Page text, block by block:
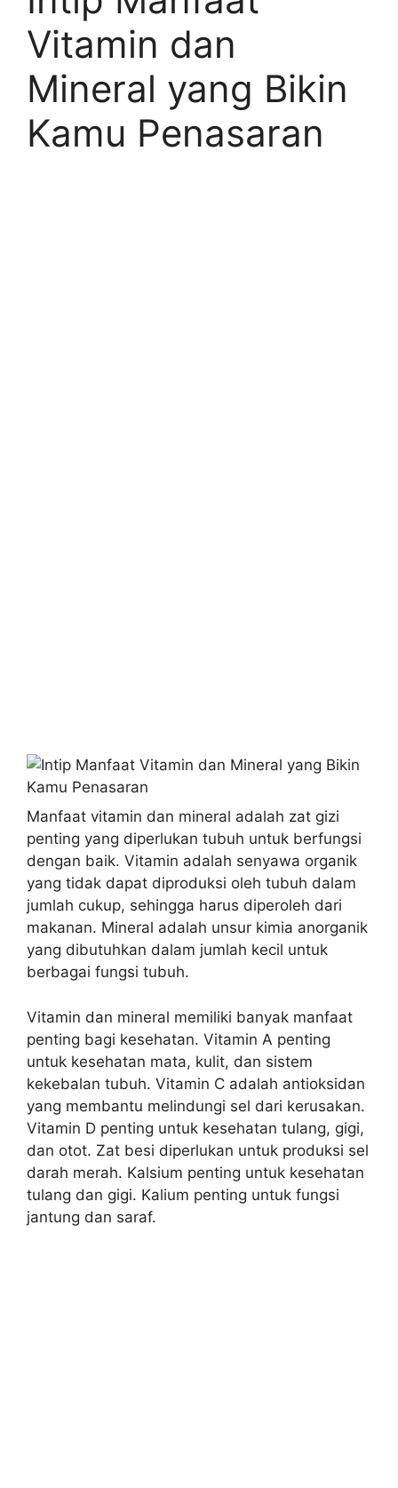
Vitamin dan
Mineral yang Bikin
Kamu Penasaran
Manfaat vitamin dan mineral adalah zat gizi
penting yang diperlukan tubuh untuk berfungsi
dengan baik. Vitamin adalah senyawa organik
yang tidak dapat diproduksi oleh tubuh dalam
jumlah cukup, sehingga harus diperoleh dari
makanan. Mineral adalah unsur kimia anorganik
yang dibutuhkan dalam jumlah kecil untuk
berbagai fungsi tubuh.
Vitamin dan mineral memiliki banyak manfaat
penting bagi kesehatan. Vitamin A penting
untuk kesehatan mata, kulit, dan sistem
kekebalan tubuh. Vitamin C adalah antioksidan
yang membantu melindungi sel dari kerusakan.
Vitamin D penting untuk kesehatan tulang, gigi,
dan otot. Zat besi diperlukan untuk produksi sel
darah merah. Kalsium penting untuk kesehatan
tulang dan gigi. Kalium penting untuk fungsi
jantung dan saraf.